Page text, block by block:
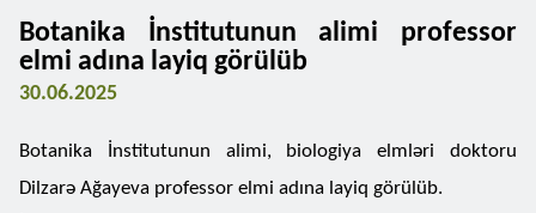
Botanika İnstitutunun alimi professor
elmi adına layiq görülüb
30.06.2025
Botanika İnstitutunun alimi, biologiya elmləri doktoru
Dilzarə Ağayeva professor elmi adına layiq görülüb.